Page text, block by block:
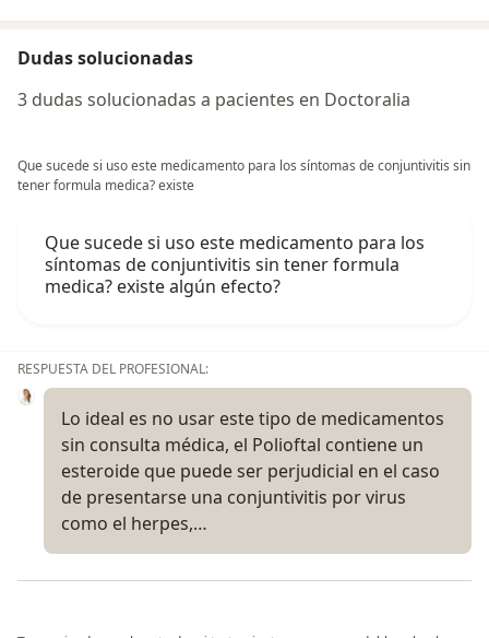
Dudas solucionadas
3 dudas solucionadas a pacientes en Doctoralia
Que sucede si uso este medicamento para los síntomas de conjuntivitis sin
tener formula medica? existe
Que sucede si uso este medicamento para los
síntomas de conjuntivitis sin tener formula
medica? existe algún efecto?
RESPUESTA DEL PROFESIONAL:
Lo ideal es no usar este tipo de medicamentos
sin consulta médica, el Polioftal contiene un
esteroide que puede ser perjudicial en el caso
de presentarse una conjuntivitis por virus
como el herpes,…